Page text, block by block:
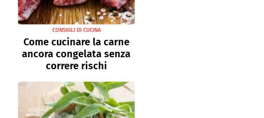
CONSIGLI DI CUCINA
Come cucinare la carne
ancora congelata senza
correre rischi